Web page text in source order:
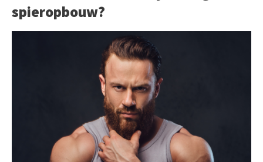
spieropbouw?